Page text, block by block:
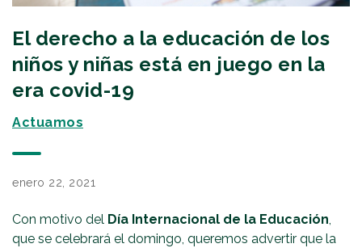
El derecho a la educación de los
niños y niñas está en juego en la
era covid-19
Actuamos
enero 22, 2021
Con motivo del Día Internacional de la Educación,
que se celebrará el domingo, queremos advertir que la